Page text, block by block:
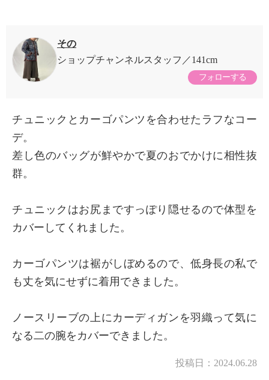
その
ショップチャンネルスタッフ
141cm
フォローする
チュニックとカーゴパンツを合わせたラフなコー
デ。
差し色のバッグが鮮やかで夏のおでかけに相性抜
群。
チュニックはお尻まですっぽり隠せるので体型を
カバーしてくれました。
カーゴパンツは裾がしぼめるので、低身長の私で
も丈を気にせずに着用できました。
ノースリーブの上にカーディガンを羽織って気に
なる二の腕をカバーできました。
投稿日： 2024.06.28